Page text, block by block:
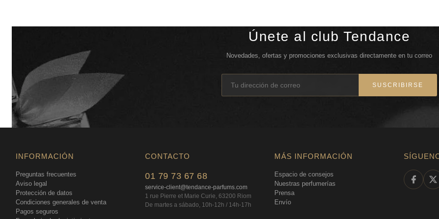
Únete al club Tendance
Novedades, ofertas y promociones exclusivas directamente en tu correo
SUSCRIBIRSE
INFORMACIÓN
Preguntas frecuentes
Aviso legal
Protección de datos
Condiciones generales de venta
Pagos seguros
CONTACTO
01 79 73 67 68
service-client@tendance-parfums.com
1 rue Pierre et Marie Curie, 63200 Riom
De martes a sábado, 10h-12h / 14h-17h
MÁS INFORMACIÓN
Espacio de consejos
Nuestras perfumerías
Prensa
Envío